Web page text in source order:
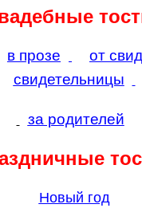
в прозе от
свидетельницы
за родителей
Новый год